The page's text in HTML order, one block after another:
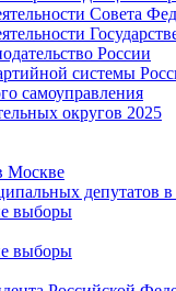
Совета
России
системы
самоуправления
округов 2025
Москве
депутатов
выборы
выборы